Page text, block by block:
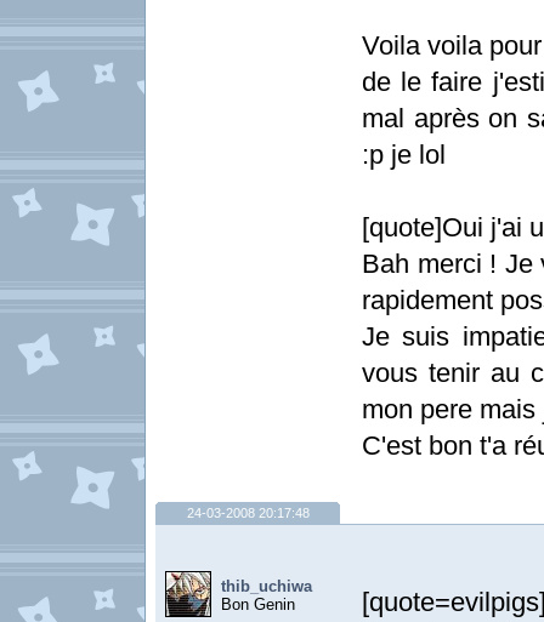
Voila voila
de le faire
mal après on
:p je lol
[quote]Oui j'ai
Bah merci ! Je
rapidement
Je suis
vous tenir au
mon pere
C'est bon t'a
24-03-2008 20:17:48
thib_uchiwa
Bon Genin